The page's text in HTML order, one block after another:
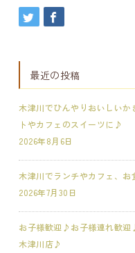
最近の投稿
木津川でひんやりおいしい
トやカフェのスイーツに♪
2026年8月6日
木津川でランチやカフェ、
2026年7月30日
お子様歓迎♪お子様連れ歓迎
木津川店♪